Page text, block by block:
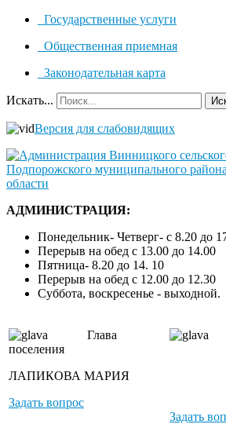
Государственные услуги
Общественная приемная
Законодательная карта
Искать...
Версия для слабовидящих
АДМИНИСТРАЦИЯ:
Понедельник- Четверг- с 8.20 до
Перерыв на обед с 13.00 до 14.00
Пятница- 8.20 до 14. 10
Перерыв на обед с 12.00 до 12.30
Суббота, воскресенье - выходной.
Глава
поселения
ЛАПИКОВА МАРИЯ
Задать вопрос
Задать